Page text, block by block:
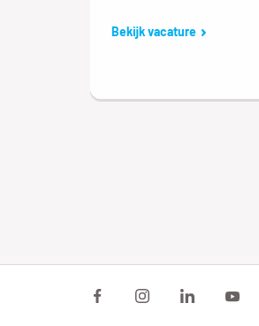
Bekijk vacature